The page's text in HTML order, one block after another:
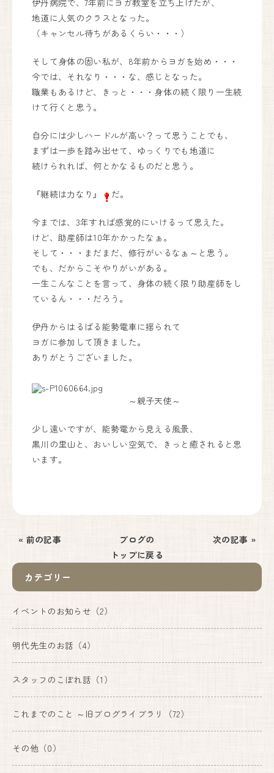
地道に人気のクラスとなった。
（キャンセル待ちがあるくらい・・・）
そして身体の固い私が、8年前からヨガを始め・・・
今では、それなり・・・な、感じとなった。
職業もあるけど、きっと・・・身体の続く限り一生続
けて行くと思う。
自分には少しハードルが高い？って思うことでも、
まずは一歩を踏み出せて、ゆっくりでも地道に
続けられれば、何とかなるものだと思う。
『継続は力なり』 だ。
今までは、3年すれば感覚的にいけるって思えた。
けど、助産師は10年かかったなぁ。
そして・・・まだまだ、修行がいるなぁ～と思う。
でも、だからこそやりがいがある。
一生こんなことを言って、身体の続く限り助産師をし
ているん・・・だろう。
伊丹からはるばる能勢電車に揺られて
ヨガに参加して頂きました。
ありがとうございました。
～親子天使～
少し遠いですが、能勢電から見える風景、
黒川の里山と、おいしい空気で、きっと癒されると思
います。
« 前の記事
ブログの
トップに戻る
次の記事 »
カテゴリー
イベントのお知らせ （2）
明代先生のお話 （4）
スタッフのこぼれ話 （1）
これまでのこと ～旧ブログライブラリ （72）
その他（0）